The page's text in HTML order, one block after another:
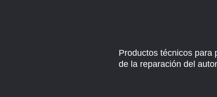
Productos técnicos para
de la reparación del